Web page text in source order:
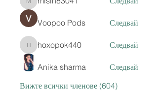
misih83041
Voopoo Pods Следвай
hoxopok440
hoxopok440 Следвай
Anika sharma
Следвай
Вижте всички членове (604)